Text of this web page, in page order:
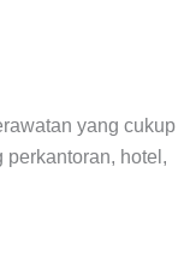
yang cukup
hotel,